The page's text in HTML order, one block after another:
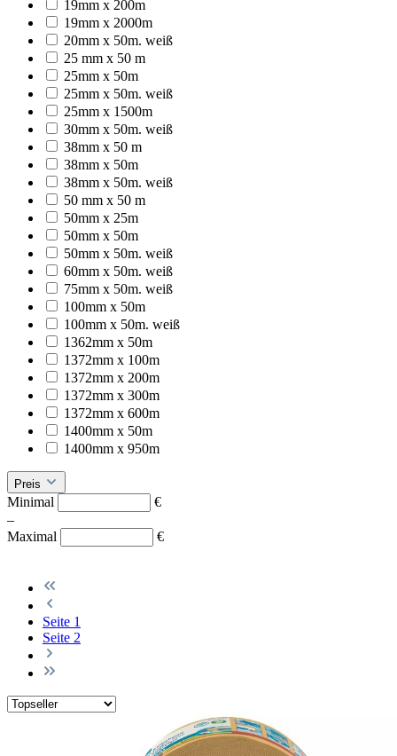
19mm x 200m
19mm x 2000m
20mm x 50m. weiß
25 mm x 50 m
25mm x 50m
25mm x 50m. weiß
25mm x 1500m
30mm x 50m. weiß
38mm x 50 m
38mm x 50m
38mm x 50m. weiß
50 mm x 50 m
50mm x 25m
50mm x 50m
50mm x 50m. weiß
60mm x 50m. weiß
75mm x 50m. weiß
100mm x 50m
100mm x 50m. weiß
1362mm x 50m
1372mm x 100m
1372mm x 200m
1372mm x 300m
1372mm x 600m
1400mm x 50m
1400mm x 950m
Preis
Minimal
€
–
Maximal
€
Seite 1
Seite 2